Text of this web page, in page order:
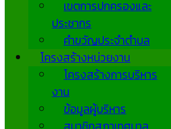
เขตการปกครองและ
ประชากร
คำขวัญประจำตำบล
โครงสร้างหน่วยงาน
โครงสร้างการบริหาร
งาน
ข้อมูลผู้บริหาร